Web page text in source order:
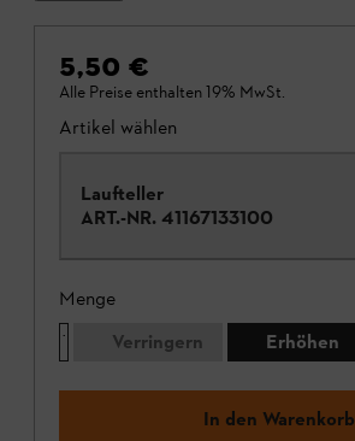
5,50 €
Alle Preise enthalten 19% MwSt.
Artikel wählen
Laufteller
ART.-NR. 41167133100
Menge
Verringern
Erhöhen
In den Warenkorb